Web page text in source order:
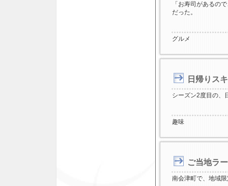
「お寿司があるの
だった。
グルメ
日帰り
シーズン2度目の、
趣味
ご当地ラ
南会津町で、地域